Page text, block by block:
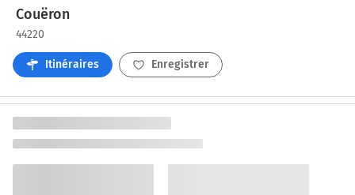
Couëron
44220
Itinéraires Enregistrer